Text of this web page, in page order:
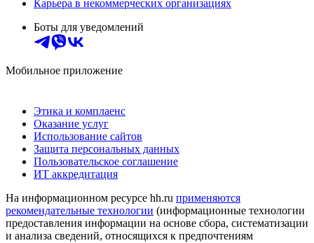
Карьера в некоммерческих организациях
Боты для уведомлений
Мобильное приложение
Этика и комплаенс
Оказание услуг
Использование сайтов
Защита персональных данных
Пользовательское соглашение
ИТ аккредитация
На информационном ресурсе hh.ru применяются
рекомендательные технологии (информационные технологии
предоставления информации на основе сбора, систематизации
и анализа сведений, относящихся к предпочтениям